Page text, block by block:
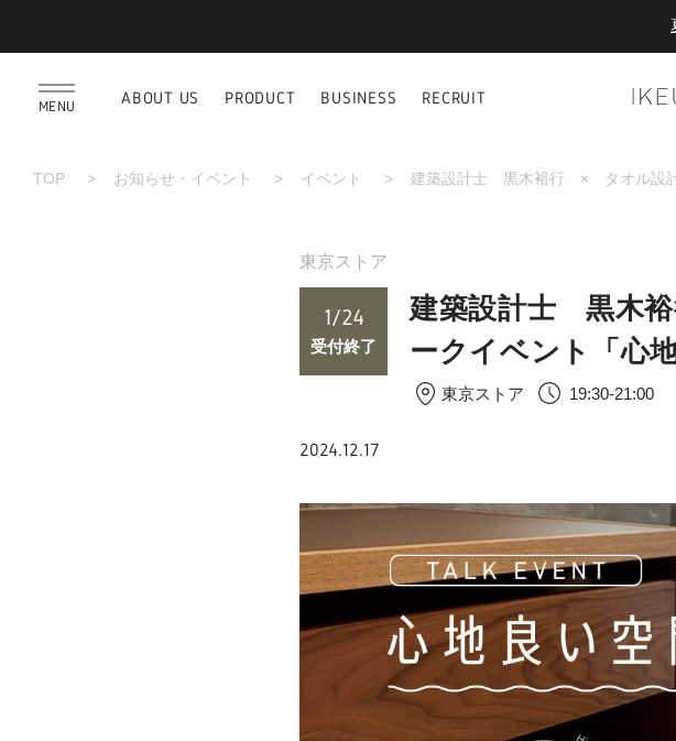
ABOUT US PRODUCT BUSINESS RECRUIT
MENU
TOP お知らせ・イベント イベント 建築設計士 黒木裕行 × タオル設計
東京ストア
1/24
受付終了
建築設計士 黒木
ークイベント「心
東京ストア 19:30-21:00
2024.12.17